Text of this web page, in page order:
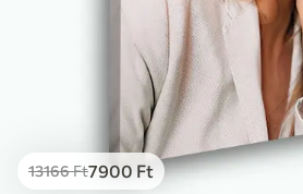
13166Ft7900 Ft